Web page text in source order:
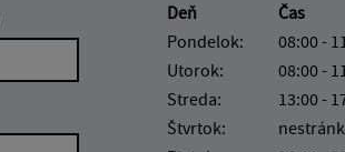
Deň
Čas
Pondelok:
08:00 -
Utorok:
08:00 -
Streda:
13:00 -
Štvrtok: